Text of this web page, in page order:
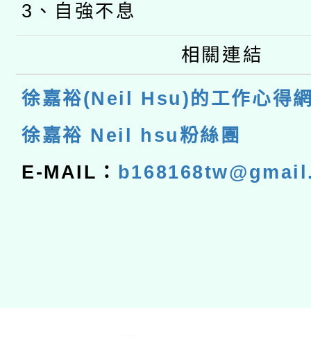
3、自強不息
相關連結
徐嘉裕(Neil Hsu)的工作心得
徐嘉裕 Neil hsu粉絲團
E-MAIL：